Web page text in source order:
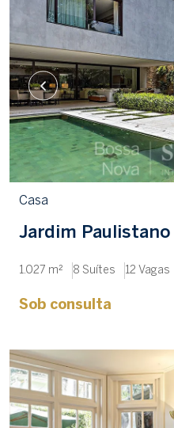
Casa
Jardim Paulistano
1.027 m² 8 Suítes 12 Vagas
Sob consulta